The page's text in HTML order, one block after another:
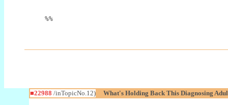
%%
■22988 /inTopicNo.12) What's Holding Back This Diagnosing